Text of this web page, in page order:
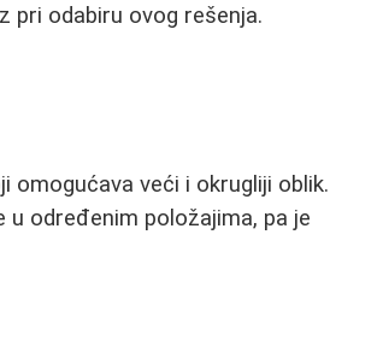
pri odabiru ovog rešenja.
omogućava veći i okrugliji oblik.
određenim položajima, pa je